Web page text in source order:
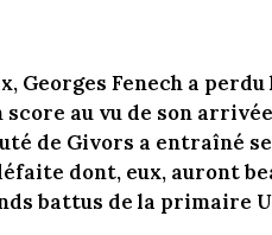
Georges Fenech a
score au vu de son
de Givors a entraîné
dont, eux, auront
battus de la primaire